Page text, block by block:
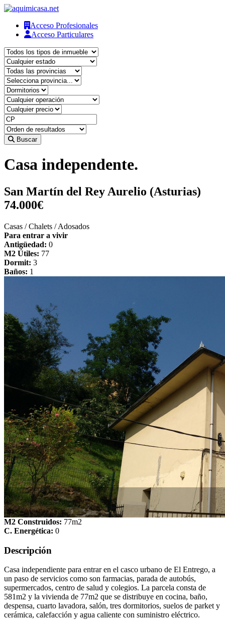
Acceso Profesionales
Acceso Particulares
Buscar
Casa independente.
San Martín del Rey Aurelio (Asturias)
74.000€
Casas / Chalets / Adosados
Para entrar a vivir
Antigüedad: 0
M2 Útiles: 77
Dormit: 3
Baños: 1
M2 Construidos: 77m2
C. Energética: 0
Descripción
Casa independiente para entrar en el casco urbano de El Entrego, a
un paso de servicios como son farmacias, parada de autobús,
supermercados, centro de salud y colegios. La parcela consta de
581m2 y la vivienda de 77m2 que se distribuye en cocina, baño,
despensa, cuarto lavadora, salón, tres dormitorios, suelos de parket y
cerámica, calefacción y agua caliente con suministro eléctrico.